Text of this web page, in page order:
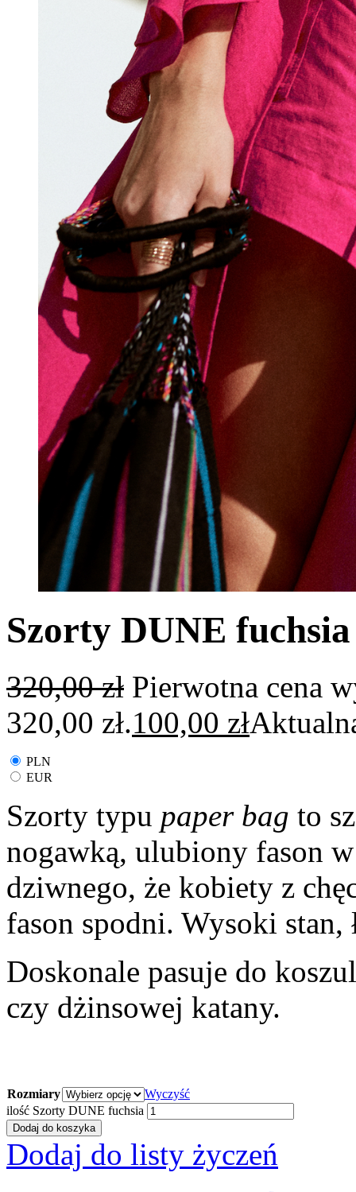
Szorty DUNE fuchsia
320,00zł Pierwotna cena
320,00 zł.100,00 zł
PLN
EUR
Szorty typu paper bag to
nogawką, ulubiony fason
dziwnego, że kobiety z
fason spodni. Wysoki stan,
Doskonale pasuje do
czy dżinsowej katany.
Rozmiary
Wyczyść
ilość Szorty DUNE fuchsia
Dodaj do koszyka
Dodaj do listy życzeń